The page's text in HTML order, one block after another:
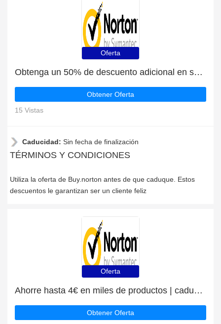
Oferta
Obtenga un 50% de descuento adicional en su próximo pedido | fin en breve
Obtener Oferta
15 Vistas
Caducidad: Sin fecha de finalización
TÉRMINOS Y CONDICIONES
Utiliza la oferta de Buy.norton antes de que caduque. Estos
descuentos le garantizan ser un cliente feliz
Oferta
Ahorre hasta 4€ en miles de productos | caduca pronto
Obtener Oferta